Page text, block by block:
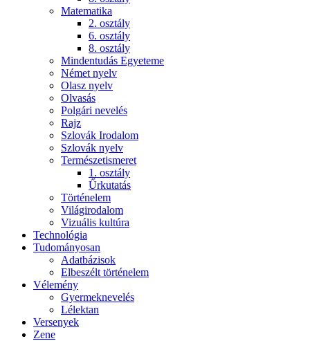
Matematika
2. osztály
6. osztály
8. osztály
Mindentudás Egyeteme
Német nyelv
Olasz nyelv
Olvasás
Polgári nevelés
Rajz
Szlovák Irodalom
Szlovák nyelv
Természetismeret
1. osztály
Űrkutatás
Történelem
Világirodalom
Vizuális kultúra
Technológia
Tudományosan
Adatbázisok
Elbeszélt történelem
Vélemény
Gyermeknevelés
Lélektan
Versenyek
Zene